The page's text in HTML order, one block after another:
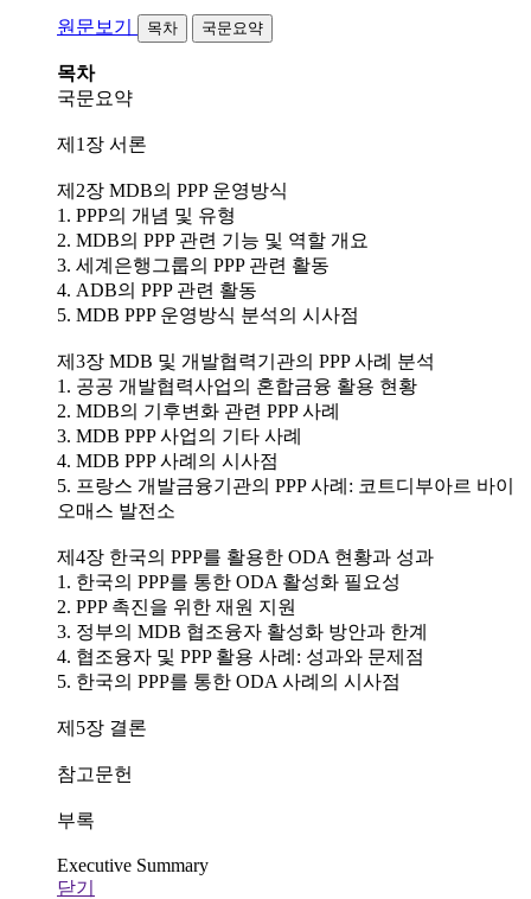
원문보기 목차 국문요약
목차
국문요약
제1장 서론
제2장 MDB의 PPP 운영방식
1. PPP의 개념 및 유형
2. MDB의 PPP 관련 기능 및 역할 개요
3. 세계은행그룹의 PPP 관련 활동
4. ADB의 PPP 관련 활동
5. MDB PPP 운영방식 분석의 시사점
제3장 MDB 및 개발협력기관의 PPP 사례 분석
1. 공공 개발협력사업의 혼합금융 활용 현황
2. MDB의 기후변화 관련 PPP 사례
3. MDB PPP 사업의 기타 사례
4. MDB PPP 사례의 시사점
5. 프랑스 개발금융기관의 PPP 사례: 코트디부아르 바이
오매스 발전소
제4장 한국의 PPP를 활용한 ODA 현황과 성과
1. 한국의 PPP를 통한 ODA 활성화 필요성
2. PPP 촉진을 위한 재원 지원
3. 정부의 MDB 협조융자 활성화 방안과 한계
4. 협조융자 및 PPP 활용 사례: 성과와 문제점
5. 한국의 PPP를 통한 ODA 사례의 시사점
제5장 결론
참고문헌
부록
Executive Summary
닫기